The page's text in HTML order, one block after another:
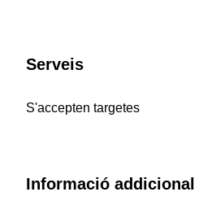
Serveis
S'accepten targetes
Informació addicional